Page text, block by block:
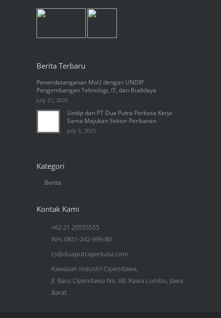
Berita Terbaru
Penandatanganan MoU dengan UNDIP
Pengembangan Teknologi, IT, dan Budidaya
July 21, 2026
Undip dan PT Dua Putra Perkasa Kerja
Sama Majukan Sektor Perikanan
July 5, 2025
Kategori
Berita
Kontak Kami
+62 21 29555555
WA: 0851-242-999-80
cs@duaputraperkasa.com
Kawasan Industri Cipendawa,
Jl. Baru Cipendawa No. 88, Rawa Lumbu, Jawa
Barat